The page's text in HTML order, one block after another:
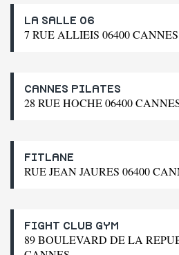
LA SALLE 06
7 RUE ALLIEIS 06400 CANNES
CANNES PILATES
28 RUE HOCHE 06400
FITLANE
RUE JEAN JAURES 06400
FIGHT CLUB GYM
89 BOULEVARD DE LA